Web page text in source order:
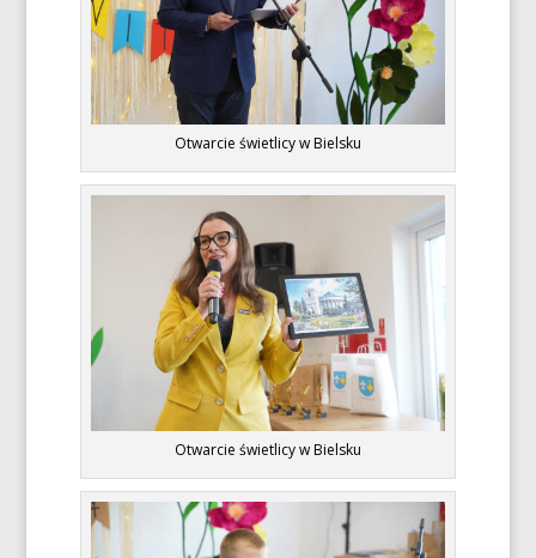
Otwarcie świetlicy w Bielsku
Otwarcie świetlicy w Bielsku